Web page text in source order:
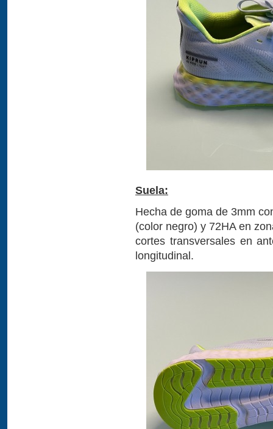
Suela:
Hecha de goma de 3mm
(color negro) y 72HA en
cortes transversales en
longitudinal.